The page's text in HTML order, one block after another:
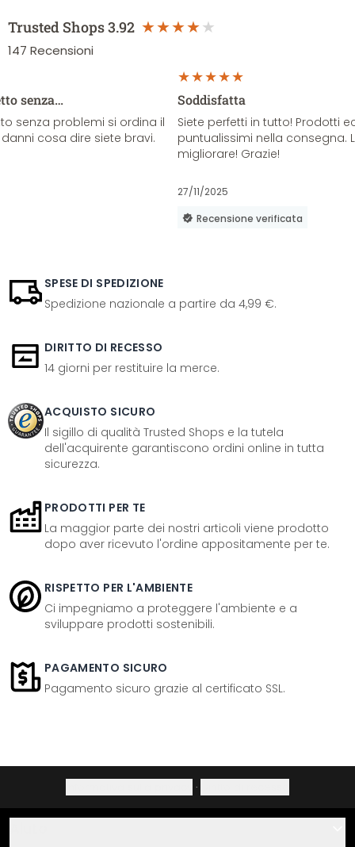
Trusted Shops3.92
147 Recensioni
senza…
senza problemi si ordina il
cosa dire siete bravi.
Soddisfatta
Siete perfetti in tutto! Prodotti
puntualissimi nella consegna.
migliorare! Grazie!
27/11/2025
Recensione verificata
SPESE DI SPEDIZIONE
Spedizione nazionale a partire da 4,99 €.
DIRITTO DI RECESSO
14 giorni per restituire la merce.
ACQUISTO SICURO
Il sigillo di qualità Trusted Shops e la tutela
dell'acquirente garantiscono ordini online in tutta
sicurezza.
PRODOTTI PER TE
La maggior parte dei nostri articoli viene prodotto
dopo aver ricevuto l'ordine appositamente per te.
RISPETTO PER L'AMBIENTE
Ci impegniamo a proteggere l'ambiente e a
sviluppare prodotti sostenibili.
PAGAMENTO SICURO
Pagamento sicuro grazie al certificato SSL.
·